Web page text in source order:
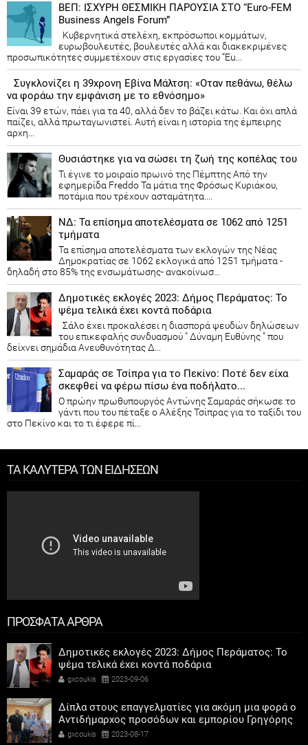
ΒΕΠ: ΙΣΧΥΡΗ ΘΕΣΜΙΚΗ ΠΑΡΟΥΣΙΑ ΣΤΟ “Euro-FEM
Business Angels Forum”
Κυβερνητικά στελέχη, εκπρόσωποι κομμάτων,
ευρωβουλευτές, βουλευτές αλλά και διακεκριμένες
προσωπικότητες συμμετέχουν στις εργασίες του “Eu...
Συγκλονίζει η 39χρονη Εβίνα Μάλτση: «Οταν πεθάνω, θέλω
να φοράω την εμφάνιση με το εθνόσημο»
Είναι 39 ετών, πάει για τα 40, αλλά δεν το βάζει κάτω. Και όχι απλά
παίζει, αλλά πρωταγωνιστεί. Αυτή είναι η ιστορία της έμπειρης
αρχη...
Θυσιάστηκε για να σώσει τη ζωή της κοπέλας του
Τι έγινε το μοιραίο πρωινό της Πέμπτης Από την
εφημερίδα Freddo Τα μάτια της Φρόσως Κυριάκου,
ποτάμια που τρέχουν ασταμάτητα....
ΝΔ: Τα επίσημα αποτελέσματα σε 1062 από 1251
τμήματα
Τα επίσημα αποτελέσματα των εκλογών της Νέας
Δημοκρατίας​ σε 1062 εκλογικά από 1251 τμήματα -
δηλαδή στο 85% της ενσωμάτωσης- ανακοίνωσ...
Δημοτικές εκλογές 2023: Δήμος Περάματος: Το
ψέμα τελικά έχει κοντά ποδάρια
Σάλο έχει προκαλέσει η διασπορά ψευδών δηλώσεων
του επικεφαλής συνδυασμού " Δύναμη Ευθύνης " που
δείχνει σημάδια Ανευθυνότητας Δ...
Σαμαράς σε Τσίπρα για το Πεκίνο: Ποτέ δεν είχα
σκεφθεί να φέρω πίσω ένα ποδήλατο...
Ο πρώην πρωθυπουργός Αντώνης Σαμαράς σήκωσε το
γάντι που του πέταξε ο Αλέξης Τσίπρας για το ταξίδι του
στο Πεκίνο και το τι έφερε πί...
ΤΑ ΚΑΛΥΤΕΡΑ ΤΩΝ ΕΙΔΗΣΕΩΝ
ΠΡΟΣΦΑΤΑ ΑΡΘΡΑ
Δημοτικές εκλογές 2023: Δήμος Περάματος: Το
ψέμα τελικά έχει κοντά ποδάρια
gxcoukis 2023-09-06
Δίπλα στους επαγγελματίες για ακόμη μια φορά ο
Αντιδήμαρχος προσόδων και εμπορίου Γρηγόρης
Καψοκόλης
gxcoukis 2023-08-17